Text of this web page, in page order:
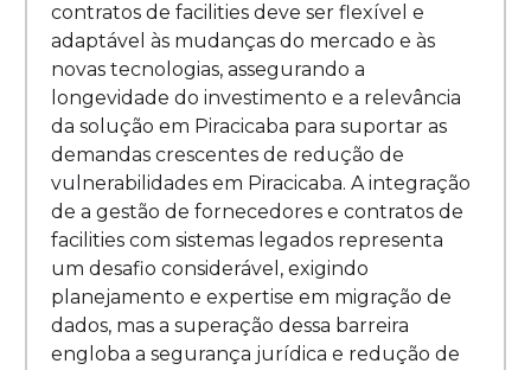
contratos de facilities deve ser flexível e
adaptável às mudanças do mercado e às
novas tecnologias, assegurando a
longevidade do investimento e a relevância
da solução em Piracicaba para suportar as
demandas crescentes de redução de
vulnerabilidades em Piracicaba. A integração
de a gestão de fornecedores e contratos de
facilities com sistemas legados representa
um desafio considerável, exigindo
planejamento e expertise em migração de
dados, mas a superação dessa barreira
engloba a segurança jurídica e redução de